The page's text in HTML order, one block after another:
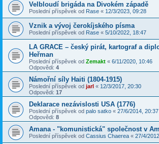
Velbloudí brigáda na Divokém západě
Poslední příspěvek od Rase « 12/3/2023, 09:28
Vznik a vývoj čerokíjského písma
Poslední příspěvek od Rase « 5/10/2022, 18:47
LA GRACE – český pirát, kartograf a
Heřman
Poslední příspěvek od Zemakt « 6/11/2020, 10:46
Odpovědi: 4
Námořní síly Haiti (1804-1915)
Poslední příspěvek od jarl « 12/3/2017, 20:30
Odpovědi: 17
Deklarace nezávislosti USA (1776)
Poslední příspěvek od palo satko « 27/6/2014, 20:37
Odpovědi: 8
Amana - "komunistická" společnost v
Poslední příspěvek od Cassius Chaerea « 27/4/